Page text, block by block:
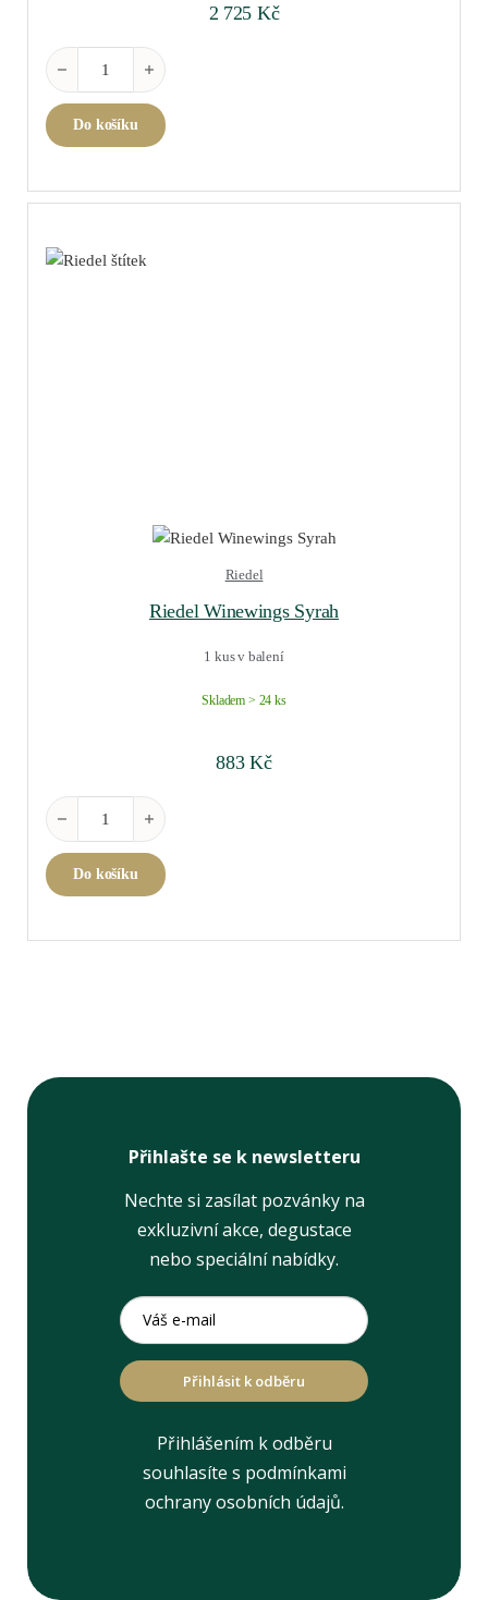
2 725 Kč
Riedel Fatto a Mano Cabernet/Merlot Red množství
Do košíku
Riedel
Riedel Winewings Syrah
1 kus v balení
Skladem > 24 ks
883Kč
Riedel Winewings Syrah množství
Do košíku
Přihlašte se k newsletteru
Nechte si zasílat pozvánky na
exkluzivní akce, degustace
nebo speciální nabídky.
Přihlásit k odběru
Přihlášením k odběru
souhlasíte s podmínkami
ochrany osobních údajů.